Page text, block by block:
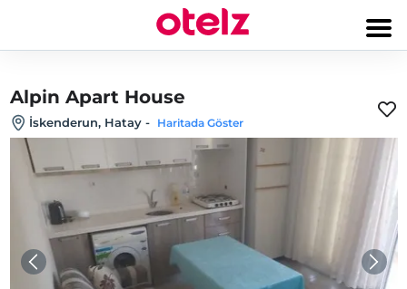
Alpin Apart House
İskenderun, Hatay - Haritada Göster